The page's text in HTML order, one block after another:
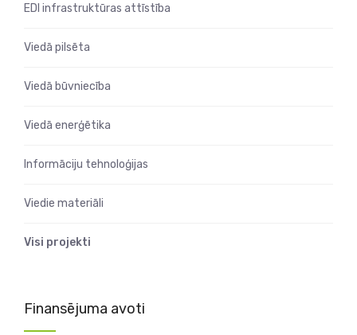
EDI infrastruktūras attīstība
Viedā pilsēta
Viedā būvniecība
Viedā enerģētika
Informāciju tehnoloģijas
Viedie materiāli
Visi projekti
Finansējuma avoti